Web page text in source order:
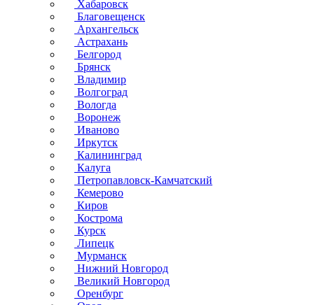
Хабаровск
Благовещенск
Архангельск
Астрахань
Белгород
Брянск
Владимир
Волгоград
Вологда
Воронеж
Иваново
Иркутск
Калининград
Калуга
Петропавловск-Камчатский
Кемерово
Киров
Кострома
Курск
Липецк
Мурманск
Нижний Новгород
Великий Новгород
Оренбург